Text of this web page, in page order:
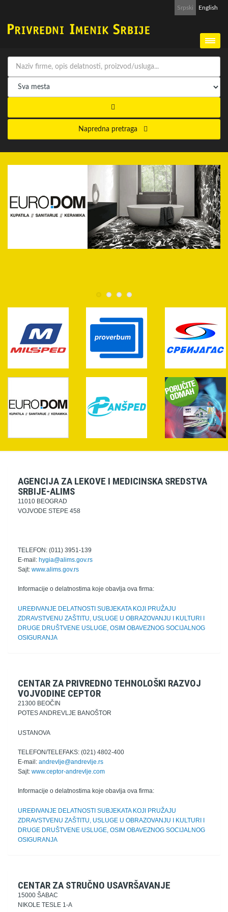
Srpski English
Napredna pretraga
AGENCIJA ZA LEKOVE I MEDICINSKA SREDSTVA
SRBIJE-ALIMS
11010 BEOGRAD
VOJVODE STEPE 458
TELEFON: (011) 3951-139
E-mail: hygia@alims.gov.rs
Sajt: www.alims.gov.rs
Informacije o delatnostima koje obavlja ova firma:
UREĐIVANJE DELATNOSTI SUBJEKATA KOJI PRUŽAJU
ZDRAVSTVENU ZAŠTITU, USLUGE U OBRAZOVANJU I KULTURI I
DRUGE DRUŠTVENE USLUGE, OSIM OBAVEZNOG SOCIJALNOG
OSIGURANJA
CENTAR ZA PRIVREDNO TEHNOLOŠKI RAZVOJ
VOJVODINE CEPTOR
21300 BEOČIN
POTES ANDREVLJE BANOŠTOR
USTANOVA
TELEFON/TELEFAKS: (021) 4802-400
E-mail: andrevlje@andrevlje.rs
Sajt: www.ceptor-andrevlje.com
Informacije o delatnostima koje obavlja ova firma:
UREĐIVANJE DELATNOSTI SUBJEKATA KOJI PRUŽAJU
ZDRAVSTVENU ZAŠTITU, USLUGE U OBRAZOVANJU I KULTURI I
DRUGE DRUŠTVENE USLUGE, OSIM OBAVEZNOG SOCIJALNOG
OSIGURANJA
CENTAR ZA STRUČNO USAVRŠAVANJE
15000 ŠABAC
NIKOLE TESLE 1-A